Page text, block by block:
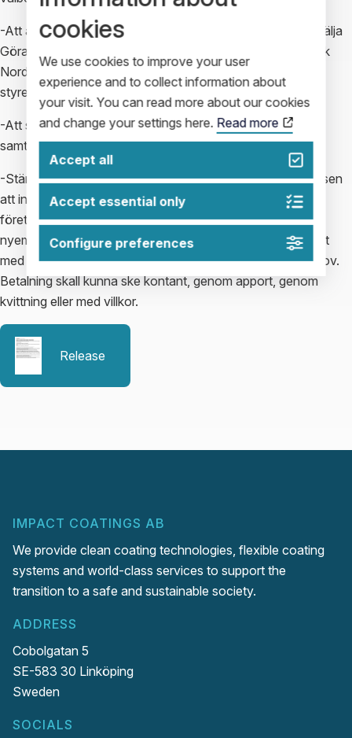
-Att antalet ledamöter i styrelsen skall vara fyra samt att välja
Göran Holmgren (omval), Torsten Rosell (omval), Lars Erik
Nordell (omval) samt Allessandro Perrotta (omval) till
styrelsens ledamöter.
-Att som revisor omvälja Kjell Hansson, Ernst&Young AB,
samt som revisorssuppleant omvälja Ernst&Young AB.
-Stämman beslutade också enhälligt att bemyndiga styrelsen
att intill nästa årsstämma, utan avvikelse från aktieägares
företrädesrätt, vid ett eller flera tillfällen, fatta beslut om
nyemission om sammanlagt högst 2,5 miljoner Euro. Syftet
med bemyndigandet är att säkerställa bolagets kapitalbehov.
Betalning skall kunna ske kontant, genom apport, genom
kvittning eller med villkor.
Release
IMPACT COATINGS AB
We provide clean coating technologies, flexible coating
systems and world-class services to support the
transition to a safe and sustainable society.
ADDRESS
Cobolgatan 5
SE-583 30 Linköping
Sweden
SOCIALS
cookies
We use cookies to improve your user
experience and to collect information about
your visit. You can read more about our cookies
and change your settings here. Read more
Accept all
Accept essential only
Configure preferences